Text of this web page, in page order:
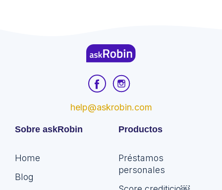
Sobre askRobin
Home
Blog
Productos
Préstamos
personales
help@askrobin.com